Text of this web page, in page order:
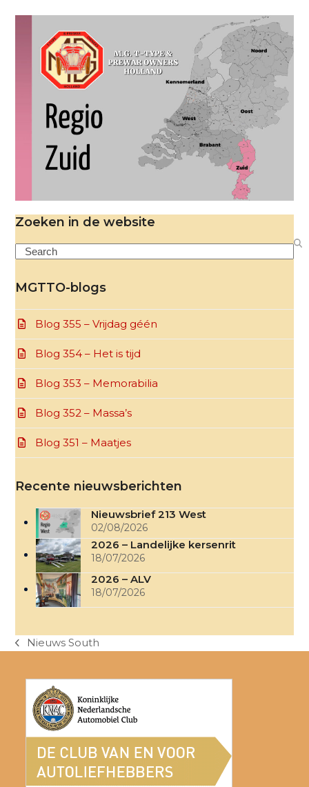
Zoeken in de website
Search
MGTTO-blogs
Blog 355 – Vrijdag géén
Blog 354 – Het is tijd
Blog 353 – Memorabilia
Blog 352 – Massa’s
Blog 351 – Maatjes
Recente nieuwsberichten
Nieuwsbrief 213 West
02/08/2026
2026 – Landelijke kersenrit
18/07/2026
2026 – ALV
18/07/2026
previous
Nieuws South